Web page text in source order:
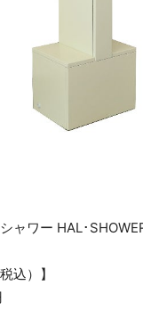
ャワー HAL･
込）】